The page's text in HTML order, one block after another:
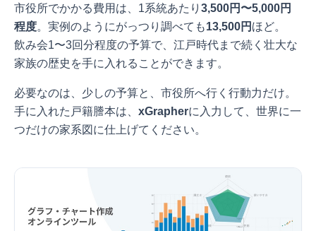
市役所でかかる費用は、1系統あたり 3,500円〜5,000円
程度。実例のようにがっつり調べても13,500円 ほど。
飲み会1〜3回分程度の予算で、江戸時代まで続く壮大な
家族の歴史を手に入れることができます。
必要なのは、少しの予算と、市役所へ行く行動力だけ。
手に入れた戸籍謄本は、 xGrapherに入力して、世界に一
つだけの家系図に仕上げてください。